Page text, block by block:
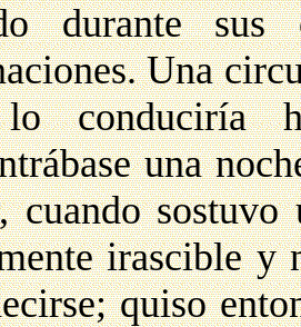
durante sus
Una
conduciría
una
cuando
irascible y
quiso